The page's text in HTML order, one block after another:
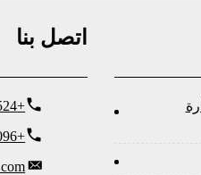
اتصل بنا
+86-13317189524
+86-21-64133096